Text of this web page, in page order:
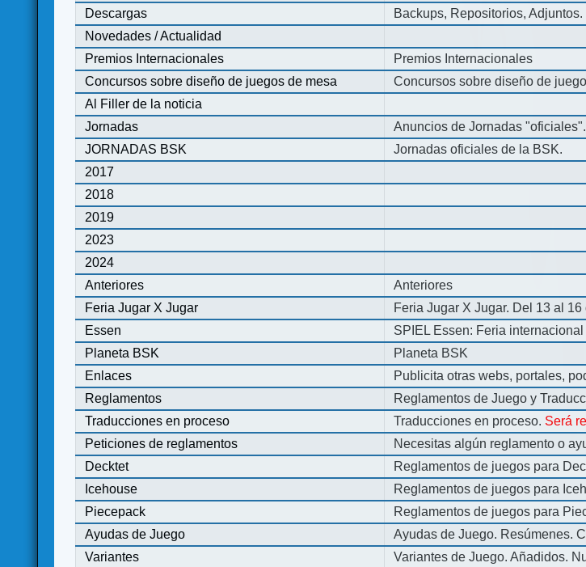
Descargas
Backups, Repositorios, Adjuntos.
Novedades / Actualidad
Premios Internacionales
Premios Internacionales
Concursos sobre diseño de juegos de mesa
Concursos sobre diseño de
Al Filler de la noticia
Jornadas
Anuncios de Jornadas
JORNADAS BSK
Jornadas oficiales de la BSK.
2017
2018
2019
2023
2024
Anteriores
Anteriores
Feria Jugar X Jugar
Feria Jugar X Jugar. Del 13 al
Essen
SPIEL Essen: Feria
Planeta BSK
Planeta BSK
Enlaces
Publicita otras webs, portales,
Reglamentos
Reglamentos de Juego y
Traducciones en proceso
Traducciones en proceso. Será
Peticiones de reglamentos
Necesitas algún reglamento o
Decktet
Reglamentos de juegos para
Icehouse
Reglamentos de juegos para
Piecepack
Reglamentos de juegos para
Ayudas de Juego
Ayudas de Juego. Resúmenes.
Variantes
Variantes de Juego. Añadidos.